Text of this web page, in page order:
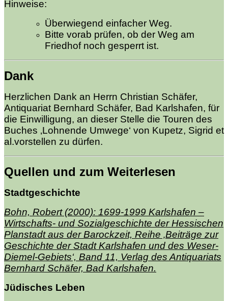
Hinweise:
Überwiegend einfacher Weg.
Bitte vorab prüfen, ob der Weg am
Friedhof noch gesperrt ist.
Dank
Herzlichen Dank an Herrn Christian Schäfer,
Antiquariat Bernhard Schäfer, Bad Karlshafen, für
die Einwilligung, an dieser Stelle die Touren des
Buches ‚Lohnende Umwege‘ von Kupetz, Sigrid et
al.vorstellen zu dürfen.
Quellen und zum Weiterlesen
Stadtgeschichte
Bohn, Robert (2000): 1699-1999 Karlshafen –
Wirtschafts- und Sozialgeschichte der Hessischen
Planstadt aus der Barockzeit, Reihe ‚Beiträge zur
Geschichte der Stadt Karlshafen und des Weser-
Diemel-Gebiets‘, Band 11, Verlag des Antiquariats
Bernhard Schäfer, Bad Karlshafen.
Jüdisches Leben